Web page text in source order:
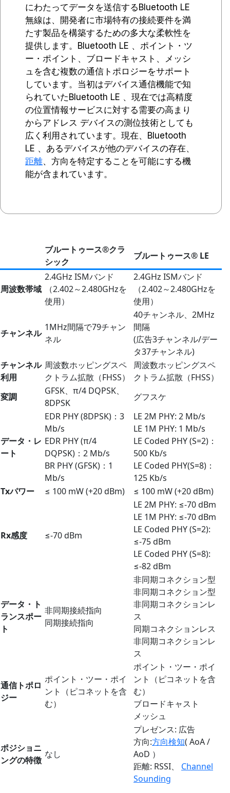
にわたってデータを送信するBluetooth LE
無線は、開発者に市場特有の接続要件を満
たす製品を構築するための多大な柔軟性を
提供します。Bluetooth LE 、ポイント・ツ
ー・ポイント、ブロードキャスト、メッシ
ュを含む複数の通信トポロジーをサポート
しています。当初はデバイス通信機能で知
られていたBluetooth LE 、現在では高精度
の位置情報サービスに対する需要の高まり
からアドレス デバイスの測位技術としても
広く利用されています。現在、Bluetooth
LE 、あるデバイスが他のデバイスの存在、
距離、方向を特定することを可能にする機
能が含まれています。
ブルートゥース®クラ
シック
ブルートゥース® LE
周波数帯域
2.4GHz ISMバンド
（2.402～2.480GHzを
使用）
2.4GHz ISMバンド
（2.402～2.480GHzを
使用）
チャンネル
1MHz間隔で79チャン
ネル
40チャンネル、2MHz
間隔
(広告3チャンネル/デー
タ37チャンネル)
チャンネル
利用
周波数ホッピングスペ
クトラム拡散（FHSS）
周波数ホッピングスペ
クトラム拡散（FHSS）
変調
GFSK、π/4 DQPSK、
8DPSK
グフスケ
データ・レ
ート
EDR PHY (8DPSK)：3
Mb/s
EDR PHY (π/4
DQPSK)：2 Mb/s
BR PHY (GFSK)：1
Mb/s
LE 2M PHY: 2 Mb/s
LE 1M PHY: 1 Mb/s
LE Coded PHY (S=2)：
500 Kb/s
LE Coded PHY(S=8)：
125 Kb/s
Txパワー
≤ 100 mW (+20 dBm) ≤ 100 mW (+20 dBm)
Rx感度 ≤-70 dBm
LE 2M PHY: ≤-70 dBm
LE 1M PHY: ≤-70 dBm
LE Coded PHY (S=2):
≤-75 dBm
LE Coded PHY (S=8):
≤-82 dBm
データ・ト
ランスポー
ト
非同期接続指向
同期接続指向
非同期コネクション型
非同期コネクション型
非同期コネクションレ
ス
同期コネクションレス
非同期コネクションレ
ス
通信トポロ
ジー
ポイント・ツー・ポイ
ント（ピコネットを含
む）
ポイント・ツー・ポイ
ント（ピコネットを含
む）
ブロードキャスト
メッシュ
ポジショニ
ングの特徴
なし
プレゼンス: 広告
方向:方向検知( AoA /
AoD ）
距離: RSSI、 Channel
Sounding